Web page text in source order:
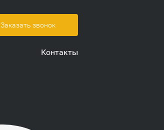
Заказать звонок
Контакты